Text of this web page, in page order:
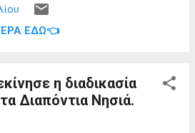
των κάδων
από την Υπηρεσία
Προγραμμάτων και
Παναγιώτ...
για την νέα ένσταση που
σήμερα 26 Ιανουαρίου η
ΕΔΏ👈
η διαδικασία
Διαπόντια Νησιά.